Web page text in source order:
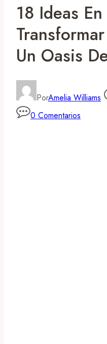
18 Ideas
Un Oasis
PorAmelia Williams
0 Comentarios